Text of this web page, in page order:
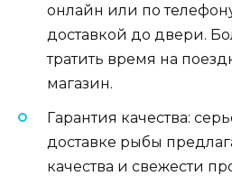
онлайн или по
доставкой до двери.
тратить время на
магазин.
Гарантия качества:
доставке рыбы
качества и свежести